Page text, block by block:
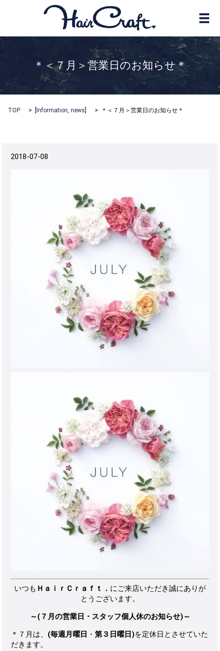
メ
＊＜７月＞営業日のお知らせ＊
TOP Information,news ＊＜７月＞営業日のお知らせ＊
2018-07-08
いつも ＨａｉｒＣｒａｆｔ． にご来店いただき誠にありが
とうございます。
～(７月の営業日・スタッフ個人休のお知らせ)～
＊７月は、 (毎週月曜日 ・第３日曜日)を定休日とさせていた
だきます。